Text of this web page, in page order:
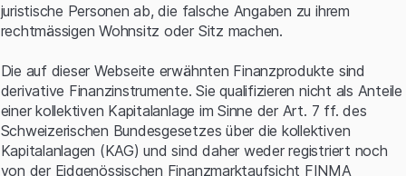
juristische Personen ab, die falsche Angaben zu ihrem
rechtmässigen Wohnsitz oder Sitz machen.
Die auf dieser Webseite erwähnten Finanzprodukte sind
derivative Finanzinstrumente. Sie qualifizieren nicht als Anteile
einer kollektiven Kapitalanlage im Sinne der Art. 7 ff. des
Schweizerischen Bundesgesetzes über die kollektiven
Kapitalanlagen (KAG) und sind daher weder registriert noch
von der Eidgenössischen Finanzmarktaufsicht FINMA